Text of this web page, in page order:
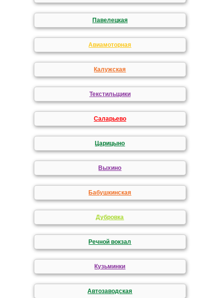
Павелецкая
Авиамоторная
Калужская
Текстильщики
Саларьево
Царицыно
Выхино
Бабушкинская
Дубровка
Речной вокзал
Кузьминки
Автозаводская